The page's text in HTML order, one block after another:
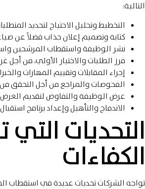
التالية:
التخطيط وتحليل الاحتياج لتحديد
كتابة وتصميم إعلان جذاب فضلاً عن
نشر الوظيفة واستقطاب المرشحين
فرز الطلبات والاختيار الأولي، من أجل
إجراء المقابلات وتقييم المهارات
الفحوصات والمراجع من أجل التحقق من
عرض الوظيفة والتفاوض لتقديم
الاندماج والتأهيل وإعداد برنامج
التحديات
الكفاءات
تواجه الشركات تحديات عديدة في استقطاب